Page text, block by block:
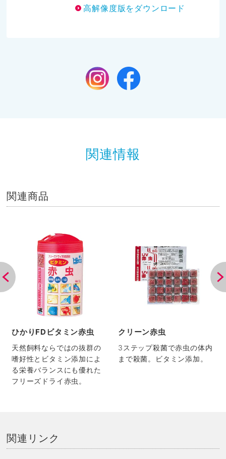
高解像度版をダウンロード
関連情報
関連商品
ひかりFDビタミン赤虫
天然飼料ならではの抜群の
嗜好性とビタミン添加によ
る栄養バランスにも優れた
フリーズドライ赤虫。
クリーン赤虫
3ステップ殺菌で赤虫の体内
まで殺菌。ビタミン添加。
関連リンク